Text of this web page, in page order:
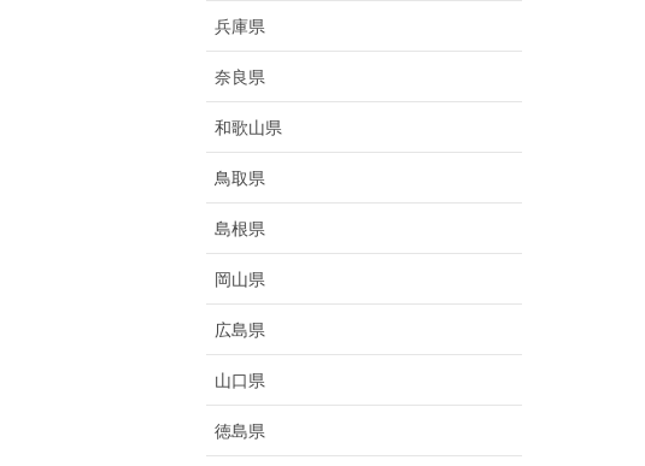
兵庫県
奈良県
和歌山県
鳥取県
島根県
岡山県
広島県
山口県
徳島県